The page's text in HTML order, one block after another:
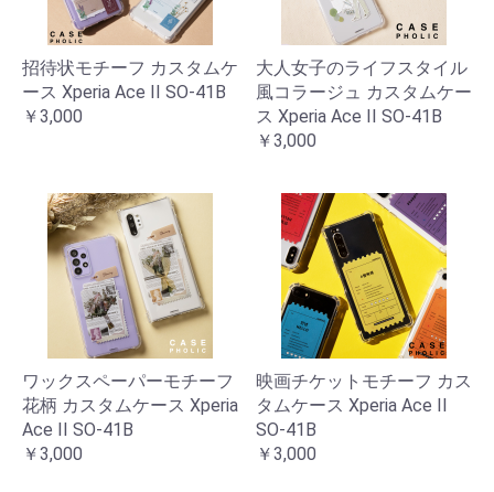
招待状モチーフ カスタムケ
ース Xperia Ace II SO-41B
￥3,000
大人女子のライフスタイル
風コラージュ カスタムケー
ス Xperia Ace II SO-41B
￥3,000
ワックスペーパーモチーフ
花柄 カスタムケース Xperia
Ace II SO-41B
￥3,000
映画チケットモチーフ カス
タムケース Xperia Ace II
SO-41B
￥3,000